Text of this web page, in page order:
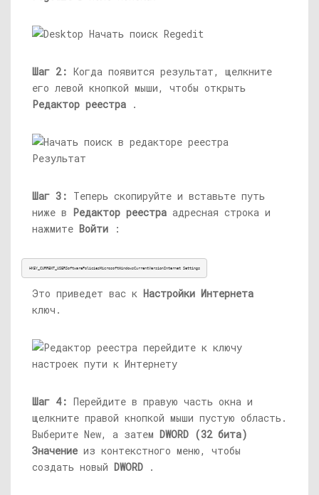
Шаг 2: Когда появится результат, щелкните
его левой кнопкой мыши, чтобы открыть
Редактор реестра .
Шаг 3: Теперь скопируйте и вставьте путь
ниже в Редактор реестра адресная строка и
нажмите Войти :
HKEY_CURRENT_USERSoftwarePoliciesMicrosoftWindowsCurrentVersionInternet Settings
Это приведет вас к Настройки Интернета
ключ.
Шаг 4: Перейдите в правую часть окна и
щелкните правой кнопкой мыши пустую область.
Выберите New, а затем DWORD (32 бита)
Значение из контекстного меню, чтобы
создать новый DWORD .